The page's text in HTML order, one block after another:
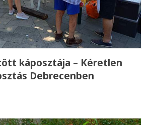
káposztája – Kéretlen
Debrecenben